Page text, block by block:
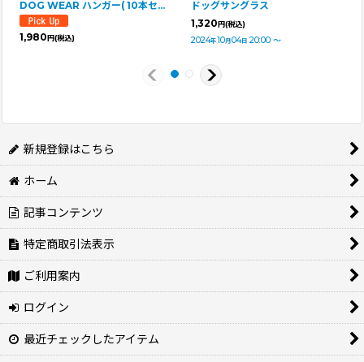
DOG WEAR ハンガー( 10本セット)
1,980円(税込)
ドッグサングラス
1,320円(税込)
2024年10月04日 20:00 ～
新規登録はこちら
ホーム
記事コンテンツ
特定商取引法表示
ご利用案内
ログイン
最近チェックしたアイテム